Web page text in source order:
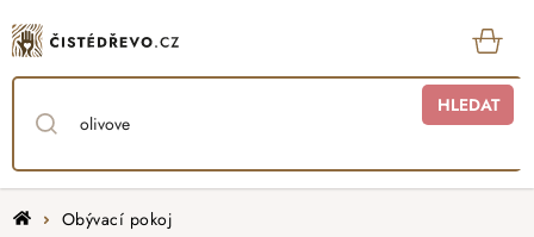
na
obsah
HLEDAT
DomůObývací pokoj